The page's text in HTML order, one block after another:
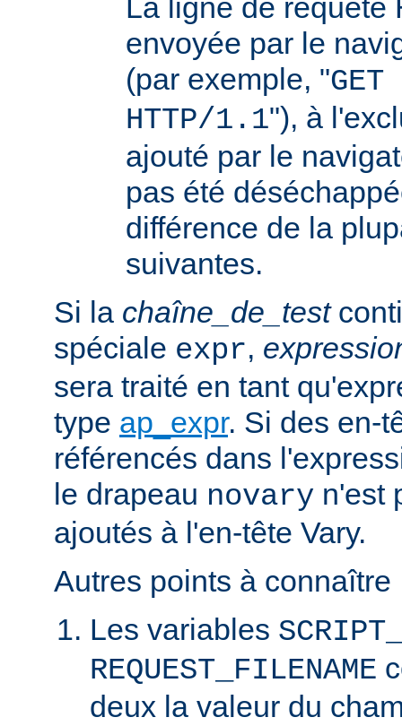
La ligne de requête
envoyée par le
(par exemple, "
HTTP/1.1"), à
ajouté par le
pas été
différence de la
suivantes.
Si la chaîne_de_test
spéciale expr,
sera traité en tant
type ap_expr. Si des en-
référencés dans
le drapeau novary n'est
ajoutés à l'en-tête Vary.
Autres points à connaître
Les variables
REQUEST_FILENAME
deux la valeur du